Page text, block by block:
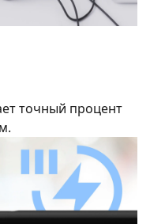
точный процент